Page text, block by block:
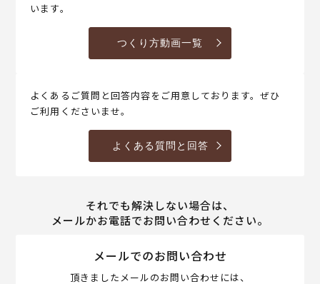
います。
つくり方動画一覧
よくあるご質問と回答内容をご用意しております。ぜひ
ご利用くださいませ。
よくある質問と回答
それでも解決しない場合は、
メールかお電話でお問い合わせください。
メールでのお問い合わせ
頂きましたメールのお問い合わせには、